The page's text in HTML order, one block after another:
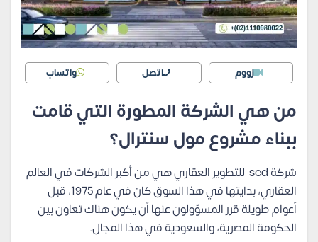
زووم اتصل واتساب
من هي الشركة المطورة التي قامت
ببناء مشروع مول سنترال؟
شركة sed للتطوير العقاري هي من أكبر الشركات في العالم
العقاري، بدايتها في هذا السوق كان في عام 1975، قبل
أعوام طويلة قرر المسؤولون عنها أن يكون هناك تعاون بين
الحكومة المصرية، والسعودية في هذا المجال.